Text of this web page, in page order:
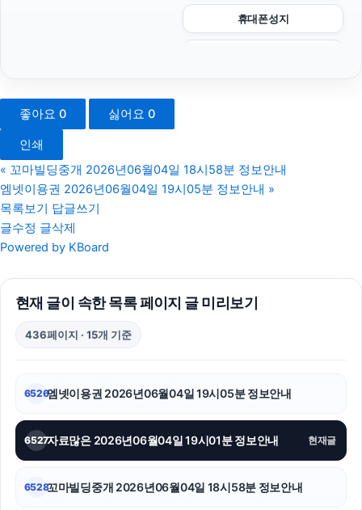
휴대폰성지
아고다할인코드
이혼전문변호사
서초구하수구막힘
대전이혼전문변호사
좋아요 0 싫어요 0
인쇄
« 꼬마빌딩중개 2026년06월04일 18시58분 정보안내
엠넷이용권 2026년06월04일 19시05분 정보안내 »
목록보기 답글쓰기
글수정 글삭제
Powered by KBoard
현재 글이 속한 목록 페이지 글 미리보기
436페이지 · 15개 기준
6526엠넷이용권 2026년06월04일 19시05분 정보안내
6527자료많은 2026년06월04일 19시01분 정보안내 현재글
6528꼬마빌딩중개 2026년06월04일 18시58분 정보안내